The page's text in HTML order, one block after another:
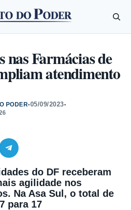
nas Farmácias de
atendimento
PODER•05/09/2023•
do DF receberam
agilidade nos
Na Asa Sul, o total de
para 17